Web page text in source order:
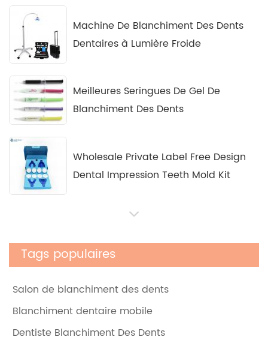
Machine De Blanchiment Des Dents
Dentaires à Lumière Froide
Meilleures Seringues De Gel De
Blanchiment Des Dents
Wholesale Private Label Free Design
Dental Impression Teeth Mold Kit
De Stylo Gel De Luxe à La Maison De
Marque Privée
Kit Maison Teeth Angel Light 2e
Génération
Tags populaires
Salon de blanchiment des dents
Blanchiment dentaire mobile
Dentiste Blanchiment Des Dents